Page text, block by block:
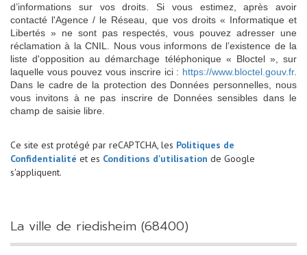
d’informations sur vos droits. Si vous estimez, après avoir
contacté l'Agence / le Réseau, que vos droits « Informatique et
Libertés » ne sont pas respectés, vous pouvez adresser une
réclamation à la CNIL. Nous vous informons de l’existence de la
liste d'opposition au démarchage téléphonique « Bloctel », sur
laquelle vous pouvez vous inscrire ici : https://www.bloctel.gouv.fr.
Dans le cadre de la protection des Données personnelles, nous
vous invitons à ne pas inscrire de Données sensibles dans le
champ de saisie libre.
Ce site est protégé par reCAPTCHA, les Politiques de
Confidentialité et es Conditions d'utilisation de Google
s'appliquent.
la ville de riedisheim (68400)